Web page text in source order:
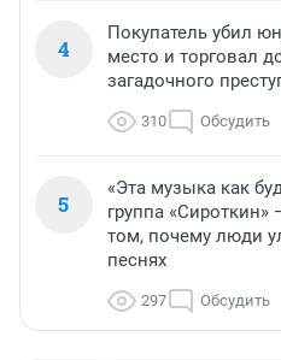
4
Покупатель убил
место и торговал
загадочного
310 Обсудить
5
«Эта музыка как
группа «Сироткин»
том, почему люди
песнях
297 Обсудить